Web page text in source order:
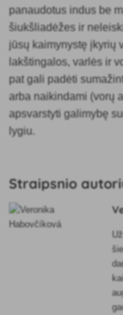
panaudotus indus be
šiukšliadėžes ir
jūsų kaimynystę įkyrių
lakštingalos, varlės ir
pat gali padėti
arba naikindami (vorų
apsvarstyti galimybę
lygiu.
Straipsnio